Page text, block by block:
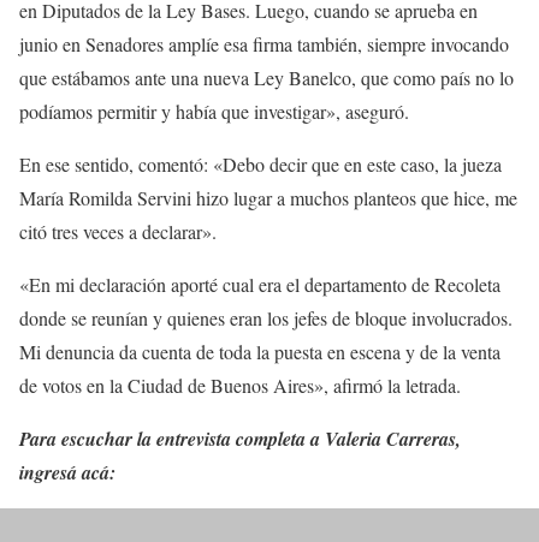
en Diputados de la Ley Bases. Luego, cuando se aprueba en
junio en Senadores amplíe esa firma también, siempre invocando
que estábamos ante una nueva Ley Banelco, que como país no lo
podíamos permitir y había que investigar», aseguró.
En ese sentido, comentó: «Debo decir que en este caso, la jueza
María Romilda Servini hizo lugar a muchos planteos que hice, me
citó tres veces a declarar».
«En mi declaración aporté cual era el departamento de Recoleta
donde se reunían y quienes eran los jefes de bloque involucrados.
Mi denuncia da cuenta de toda la puesta en escena y de la venta
de votos en la Ciudad de Buenos Aires», afirmó la letrada.
Para escuchar la entrevista completa a Valeria Carreras,
ingresá acá: